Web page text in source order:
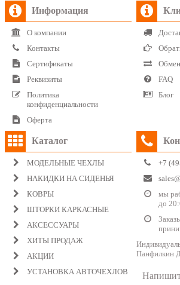
Информация
О компании
Контакты
Сертификаты
Реквизиты
Политика
конфиденциальности
Оферта
FAQ
Блог
Каталог
МОДЕЛЬНЫЕ ЧЕХЛЫ
НАКИДКИ НА СИДЕНЬЯ
КОВРЫ
ШТОРКИ КАРКАСНЫЕ
АКСЕССУАРЫ
ХИТЫ ПРОДАЖ
АКЦИИ
УСТАНОВКА АВТОЧЕХЛОВ
+7
мы
до
Панфилкин